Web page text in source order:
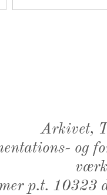
Arkivet,
og
p.t. 10323